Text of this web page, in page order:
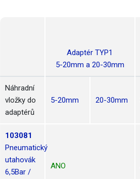
Adaptér TYP1
5-20mm a 20-30mm
Náhradní
vložky do
adaptérů
5-20mm 20-30mm
103081
Pneumatický
utahovák
6,5Bar /
ANO